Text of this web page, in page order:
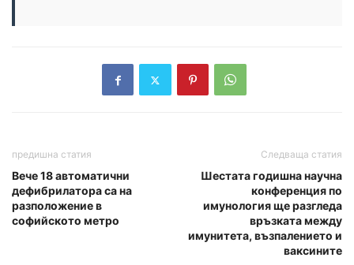
предишна статия
Вече 18 автоматични
дефибрилатора са на
разположение в
софийското метро
Следваща статия
Шестата годишна научна
конференция по
имунология ще разгледа
връзката между
имунитета, възпалението и
ваксините